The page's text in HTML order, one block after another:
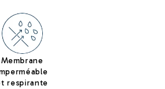
Membrane
respirante